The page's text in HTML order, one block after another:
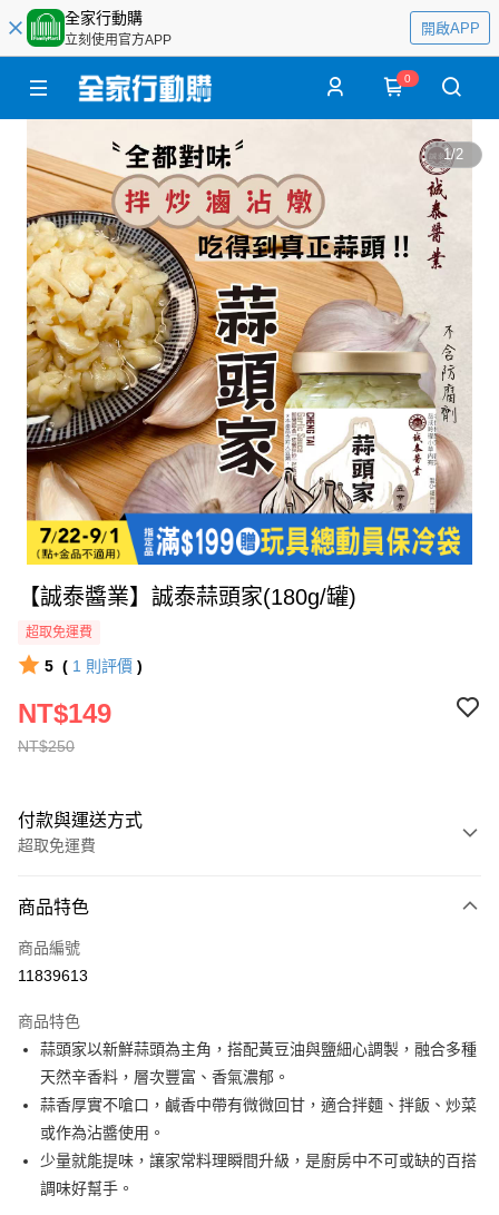
全家行動購
立刻使用官方APP
開啟APP
0
1/2
【誠泰醬業】誠泰蒜頭家(180g/罐)
超取免運費
5 ( 1 則評價 )
NT$250
NT$149
付款與運送方式
超取免運費
全家線上支付
超商取貨付款
運送方式
全家取貨付款
免運費
常溫-付款後全家取貨
免運費
商品特色
商品編號
11839613
商品特色
蒜頭家以新鮮蒜頭為主角，搭配黃豆油與鹽細心調製，融合多種
天然辛香料，層次豐富、香氣濃郁。
蒜香厚實不嗆口，鹹香中帶有微微回甘，適合拌麵、拌飯、炒菜
或作為沾醬使用。
少量就能提味，讓家常料理瞬間升級，是廚房中不可或缺的百搭
調味好幫手。